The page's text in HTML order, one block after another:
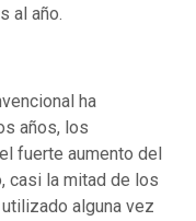
al año.
ha
años, los
fuerte aumento del
casi la mitad de los
alguna vez